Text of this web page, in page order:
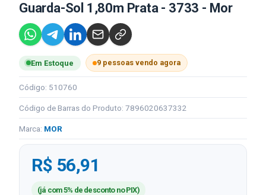
Guarda-Sol 1,80m Prata - 3733 - Mor
Em Estoque 9 pessoas vendo agora
Código: 510760
Código de Barras do Produto: 7896020637332
Marca: MOR
R$ 56,91
(já com 5% de desconto no PIX)